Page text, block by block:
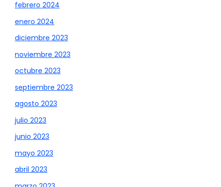
febrero 2024
enero 2024
diciembre 2023
noviembre 2023
octubre 2023
septiembre 2023
agosto 2023
julio 2023
junio 2023
mayo 2023
abril 2023